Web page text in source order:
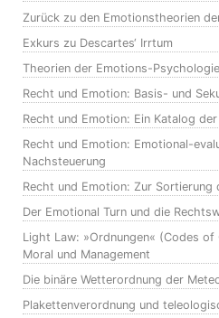
Zurück zu den Emotionstheorien
Exkurs zu Descartes‘ Irrtum
Theorien der Emotions-Psychologie
Recht und Emotion: Basis- und
Recht und Emotion: Ein Katalog
Recht und Emotion: Emotional-
Nachsteuerung
Recht und Emotion: Zur Sortierung
Der Emotional Turn und die
Light Law: »Ordnungen« (Codes
Moral und Management
Die binäre Wetterordnung der
Plakettenverordnung und